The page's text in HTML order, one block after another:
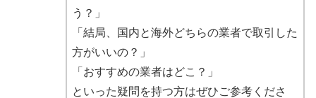
う？」
「結局、国内と海外どちらの業者で取引した
方がいいの？」
「おすすめの業者はどこ？」
といった疑問を持つ方はぜひご参考くださ